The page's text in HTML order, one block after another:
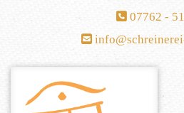
 07762 -
